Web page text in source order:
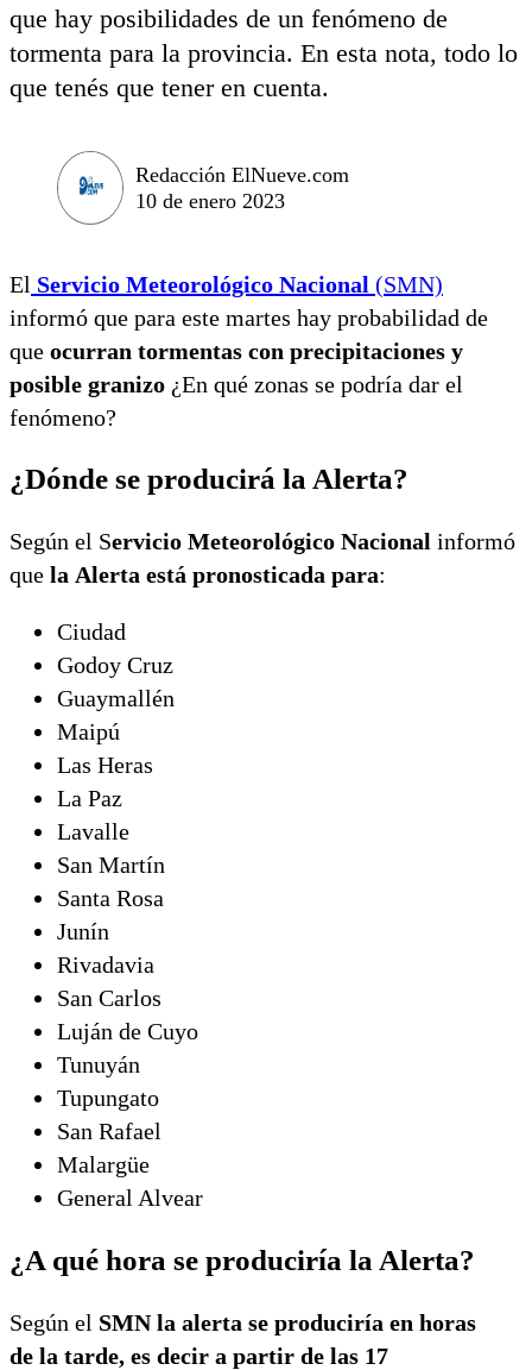
que hay posibilidades de un fenómeno de
tormenta para la provincia. En esta nota, todo lo
que tenés que tener en cuenta.
Redacción ElNueve.com
10 de enero 2023
El Servicio Meteorológico Nacional (SMN)
informó que para este martes hay probabilidad de
que ocurran tormentas con precipitaciones y
posible granizo ¿En qué zonas se podría dar el
fenómeno?
¿Dónde se producirá la Alerta?
Según el Servicio Meteorológico Nacional informó
que la Alerta está pronosticada para:
Ciudad
Godoy Cruz
Guaymallén
Maipú
Las Heras
La Paz
Lavalle
San Martín
Santa Rosa
Junín
Rivadavia
San Carlos
Luján de Cuyo
Tunuyán
Tupungato
San Rafael
Malargüe
General Alvear
¿A qué hora se produciría la Alerta?
Según el SMN la alerta se produciría en horas
de la tarde, es decir a partir de las 17